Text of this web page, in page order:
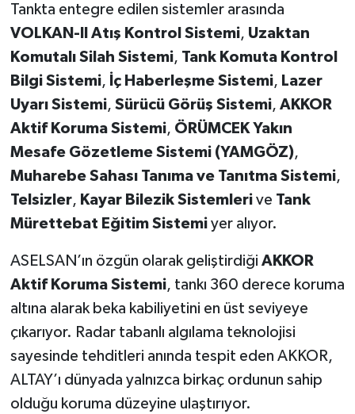
Tankta entegre edilen sistemler arasında
VOLKAN-II Atış Kontrol Sistemi, Uzaktan
Komutalı Silah Sistemi, Tank Komuta Kontrol
Bilgi Sistemi, İç Haberleşme Sistemi, Lazer
Uyarı Sistemi, Sürücü Görüş Sistemi, AKKOR
Aktif Koruma Sistemi, ÖRÜMCEK Yakın
Mesafe Gözetleme Sistemi (YAMGÖZ),
Muharebe Sahası Tanıma ve Tanıtma Sistemi,
Telsizler, Kayar Bilezik Sistemlerive Tank
Mürettebat Eğitim Sistemiyer alıyor.
ASELSAN’ın özgün olarak geliştirdiği AKKOR
Aktif Koruma Sistemi, tankı 360 derece koruma
altına alarak beka kabiliyetini en üst seviyeye
çıkarıyor. Radar tabanlı algılama teknolojisi
sayesinde tehditleri anında tespit eden AKKOR,
ALTAY’ı dünyada yalnızca birkaç ordunun sahip
olduğu koruma düzeyine ulaştırıyor.